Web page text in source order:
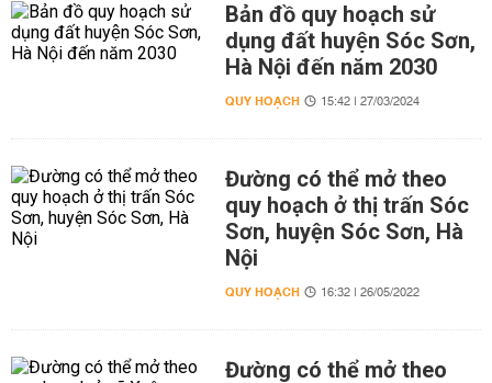
Bản đồ quy hoạch sử
dụng đất huyện Sóc Sơn,
Hà Nội đến năm 2030
QUY HOẠCH 15:42 | 27/03/2024
Đường có thể mở theo
quy hoạch ở thị trấn Sóc
Sơn, huyện Sóc Sơn, Hà
Nội
QUY HOẠCH 16:32 | 26/05/2022
Đường có thể mở theo